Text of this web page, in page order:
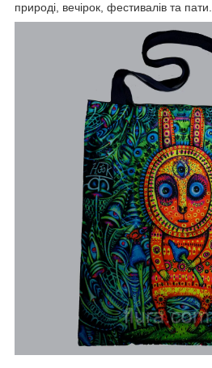
природі, вечірок, фестивалів та пати.